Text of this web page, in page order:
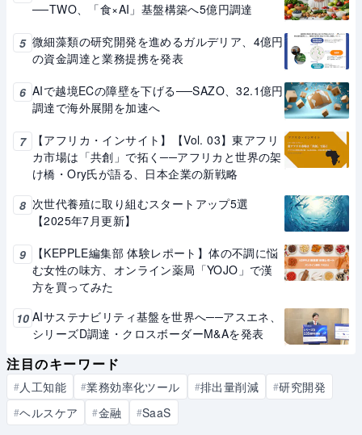
──TWO、「食×AI」基盤構築へ5億円調達
5 微細藻類の研究開発を進めるガルデリア、4億円
の資金調達と業務提携を発表
6 AIで越境ECの障壁を下げる──SAZO、32.1億円
調達で海外展開を加速へ
7
【アフリカ・インサイト】【Vol. 03】東アフリ
カ市場は「共創」で拓く──アフリカと世界の架
け橋・Ory氏が語る、日本企業の新戦略
8 次世代養殖に取り組むスタートアップ5選
【2025年7月更新】
9
【KEPPLE編集部 体験レポート】体の不調に悩
む女性の味方、オンライン薬局「YOJO」で漢
方を買ってみた
10 AIサステナビリティ基盤を世界へ──アスエネ、
シリーズD調達・クロスボーダーM&Aを発表
注目のキーワード
#人工知能 #業務効率化ツール #排出量削減 #研究開発
#ヘルスケア #金融 #SaaS